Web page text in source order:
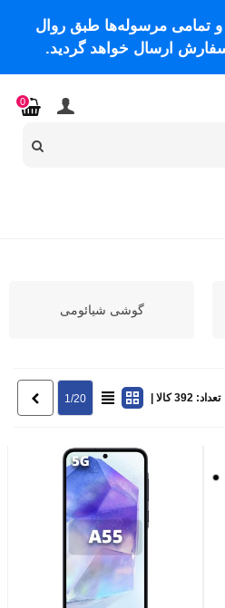
و تمامی مرسوله‌ها طبق روال
سفارش ارسال خواهد گردید.
0
گوشی شیائومی
تعداد: 392 کالا | 1/20
مشکی